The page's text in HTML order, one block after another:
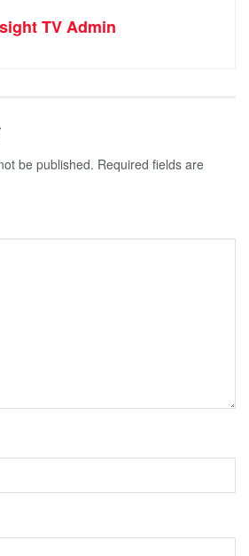
TV Admin
be published. Required fields are